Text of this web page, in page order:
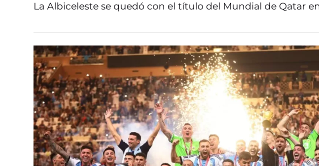
La Albiceleste se quedó con el título del Mundial de Qatar